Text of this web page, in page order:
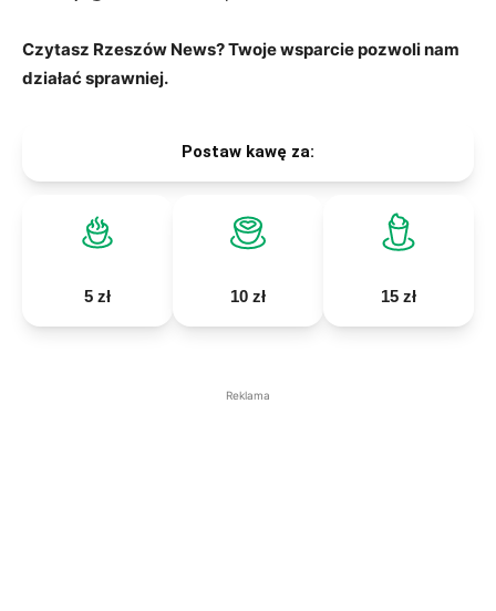
Czytasz Rzeszów News? Twoje wsparcie pozwoli nam
działać sprawniej.
Postaw kawę za:
5 zł 10 zł 15 zł
Reklama